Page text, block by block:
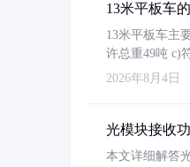
13米平板车
13米平板车主
许总重49吨 c)
2026年8月4日
光模块接收
本文详细解答